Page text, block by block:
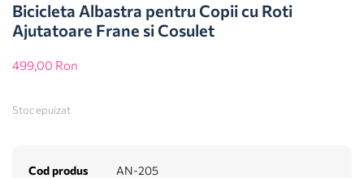
Bicicleta Albastra pentru Copii cu Roti
Ajutatoare Frane si Cosulet
499,00 Ron
Stoc epuizat
Cod produs
AN-205